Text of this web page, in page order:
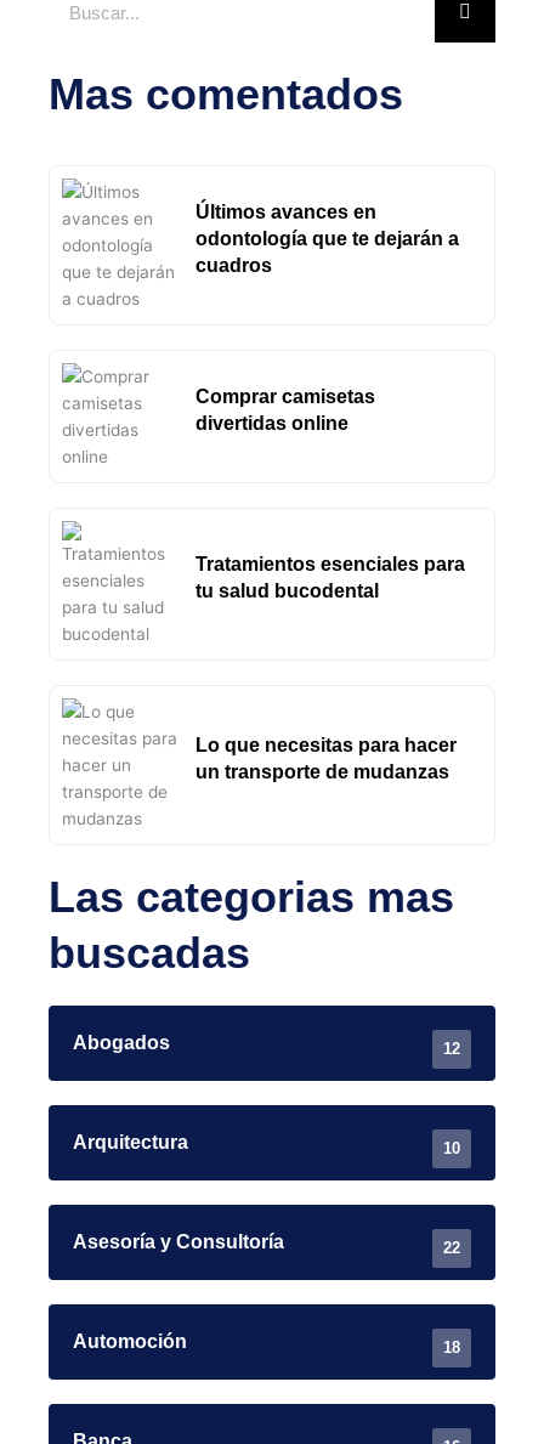
Mas comentados
Últimos avances en
odontología que te dejarán a
cuadros
Comprar camisetas
divertidas online
Tratamientos esenciales para
tu salud bucodental
Lo que necesitas para hacer
un transporte de mudanzas
Las categorias mas
buscadas
Abogados 12
Arquitectura 10
Asesoría y Consultoría 22
Automoción 18